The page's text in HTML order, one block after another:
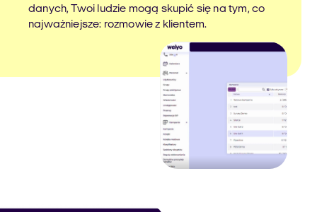
danych, Twoi ludzie mogą skupić się na tym, co
najważniejsze: rozmowie z klientem.